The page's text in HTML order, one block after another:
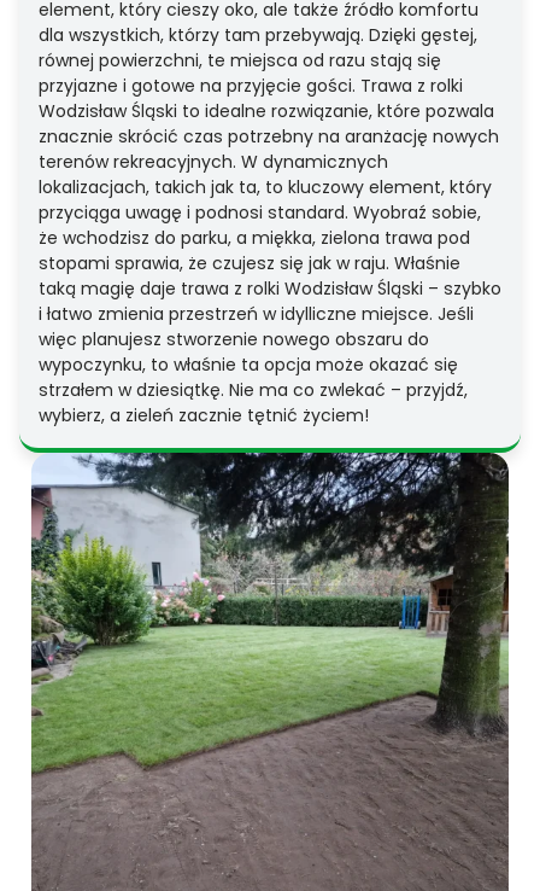
element, który cieszy oko, ale także źródło komfortu
dla wszystkich, którzy tam przebywają. Dzięki gęstej,
równej powierzchni, te miejsca od razu stają się
przyjazne i gotowe na przyjęcie gości. Trawa z rolki
Wodzisław Śląski to idealne rozwiązanie, które pozwala
znacznie skrócić czas potrzebny na aranżację nowych
terenów rekreacyjnych. W dynamicznych
lokalizacjach, takich jak ta, to kluczowy element, który
przyciąga uwagę i podnosi standard. Wyobraź sobie,
że wchodzisz do parku, a miękka, zielona trawa pod
stopami sprawia, że czujesz się jak w raju. Właśnie
taką magię daje trawa z rolki Wodzisław Śląski – szybko
i łatwo zmienia przestrzeń w idylliczne miejsce. Jeśli
więc planujesz stworzenie nowego obszaru do
wypoczynku, to właśnie ta opcja może okazać się
strzałem w dziesiątkę. Nie ma co zwlekać – przyjdź,
wybierz, a zieleń zacznie tętnić życiem!